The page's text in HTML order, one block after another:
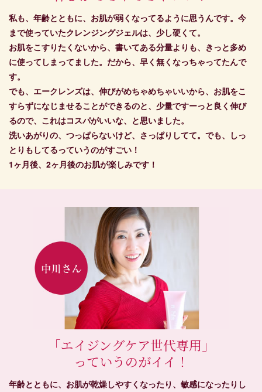
私も、年齢とともに、お肌が弱くなってるように思うんです。今
まで使っていたクレンジングジェルは、少し硬くて。
お肌をこすりたくないから、書いてある分量よりも、きっと多め
に使ってしまってました。だから、早く無くなっちゃってたんで
す。
でも、エークレンズは、伸びがめちゃめちゃいいから、お肌をこ
すらずになじませることができるのと、少量ですーっと良く伸び
るので、これはコスパがいいな、と思いました。
洗いあがりの、つっぱらないけど、さっぱりしてて。でも、しっ
とりもしてるっていうのがすごい！
1ヶ月後、2ヶ月後のお肌が楽しみです！
｢エイジングケア世代専用｣
っていうのがイイ！
年齢とともに、お肌が乾燥しやすくなったり、敏感になったりし